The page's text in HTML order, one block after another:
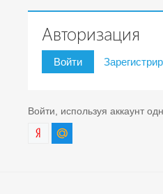
Авторизация
Войти
Войти, используя аккаунт